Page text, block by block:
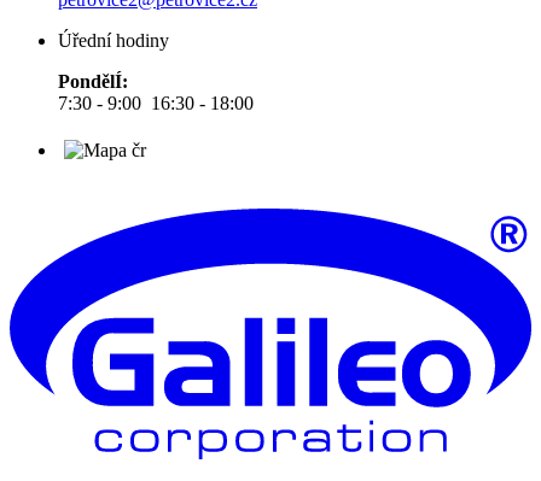
Úřední hodiny
PondělÍ:
7:30 - 9:00 16:30 - 18:00